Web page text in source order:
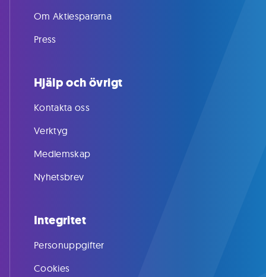
Om Aktiespararna
Press
Hjälp och övrigt
Kontakta oss
Verktyg
Medlemskap
Nyhetsbrev
Integritet
Personuppgifter
Cookies